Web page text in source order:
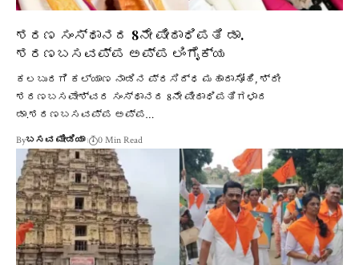
ಶರಣ ಸಂಸ್ಥಾನದ 8ನೇ ಪೀಠಾಧಿಪತಿ ಡಾ.
ಶರಣಬಸವಪ್ಪ ಅಪ್ಪ ಲಿಂಗೈಕ್ಯ
ಕಲಬುರಗಿ ಕಲ್ಯಾಣ ನಾಡಿನ ಪ್ರಸಿದ್ಧ ಮಹಾದಾಸೋಹಿ, ಶ್ರೀ
ಶರಣಬಸವೇಶ್ವರ ಸಂಸ್ಥಾನದ 8ನೇ ಪೀಠಾಧಿಪತಿಗಳಾದ
ಡಾ.ಶರಣಬಸವಪ್ಪ ಅಪ್ಪ…
Byಬಸವ ಮೀಡಿಯಾ 0 Min Read